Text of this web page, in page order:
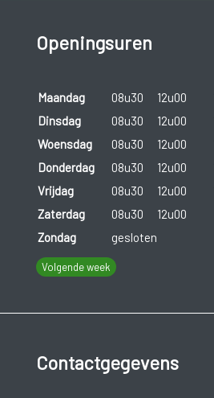
Openingsuren
Maandag 08u30 12u00
Dinsdag
08u30 12u00
Woensdag
08u30 12u00
Donderdag
08u30 12u00
Vrijdag
08u30 12u00
Zaterdag
08u30
12u00
Zondag
gesloten
Volgende week
Contactgegevens